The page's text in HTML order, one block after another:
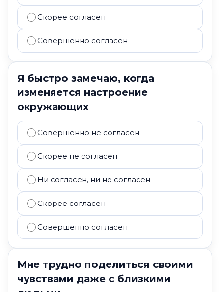
Скорее согласен
Совершенно согласен
Я быстро замечаю, когда
изменяется настроение
окружающих
Совершенно не согласен
Скорее не согласен
Ни согласен, ни не согласен
Скорее согласен
Совершенно согласен
Мне трудно поделиться своими
чувствами даже с близкими